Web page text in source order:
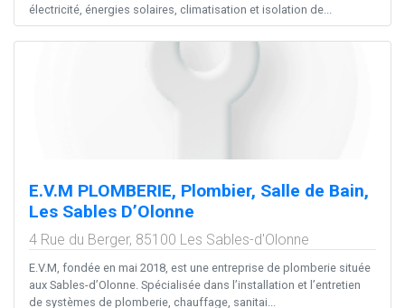
électricité, énergies solaires, climatisation et isolation de...
E.V.M PLOMBERIE, Plombier, Salle de Bain,
Les Sables D’Olonne
4 Rue du Berger, 85100 Les Sables-d'Olonne
E.V.M, fondée en mai 2018, est une entreprise de plomberie située
aux Sables-d’Olonne. Spécialisée dans l’installation et l’entretien
de systèmes de plomberie, chauffage, sanitai...